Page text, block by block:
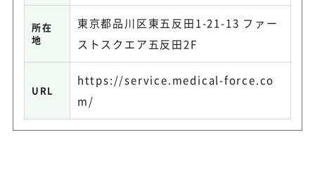
所在
地
東京都品川区東五反田1-21-13 ファー
ストスクエア五反田2F
URL
https://service.medical-force.co
m/